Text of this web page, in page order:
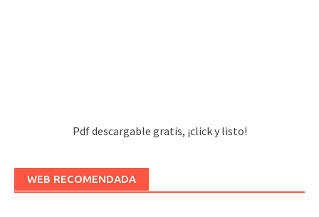
Pdf descargable gratis, ¡click y listo!
WEB RECOMENDADA